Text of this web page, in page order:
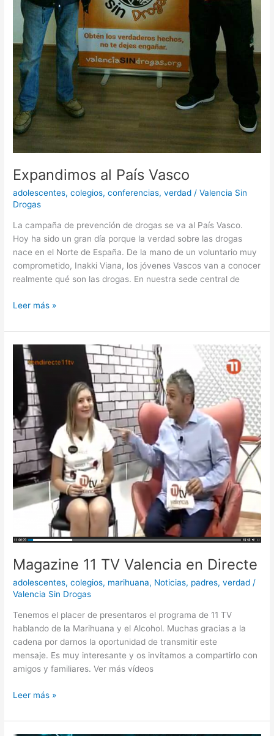
Expandimos al País Vasco
adolescentes,colegios,conferencias,verdad /Valencia Sin
Drogas
La campaña de prevención de drogas se va al País Vasco.
Hoy ha sido un gran día porque la verdad sobre las drogas
nace en el Norte de España. De la mano de un voluntario muy
comprometido, Inakki Viana, los jóvenes Vascos van a conocer
realmente qué son las drogas. En nuestra sede central de
Leer más »
Magazine 11 TV Valencia en Directe
adolescentes,colegios, marihuana, Noticias, padres,verdad /
Valencia Sin Drogas
Tenemos el placer de presentaros el programa de 11 TV
hablando de la Marihuana y el Alcohol. Muchas gracias a la
cadena por darnos la oportunidad de transmitir este
mensaje. Es muy interesante y os invitamos a compartirlo con
amigos y familiares. Ver más vídeos
Magazine
Valencia en
Directe
Leer más »